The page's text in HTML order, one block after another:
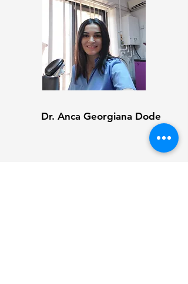
Dr. Anca Georgiana Dode